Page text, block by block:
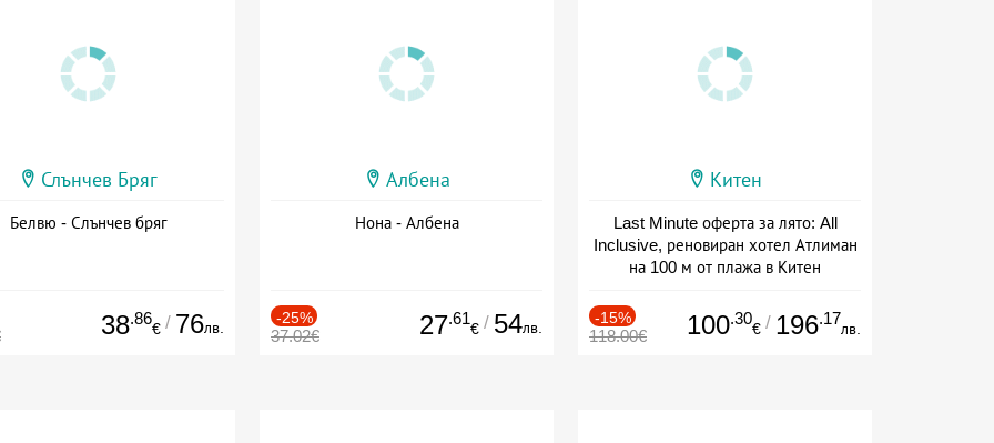
Слънчев Бряг
Белвю - Слънчев бряг
38.86
€ / 76лв.
Албена
Нона - Албена
-25%
37.02€ 27.61
€ / 54лв.
Китен
Last Minute оферта за лято: All
Inclusive, реновиран хотел Атлиман
на 100 м от плажа в Китен
-15%
118.00€ 100.30
€ / 196.17
лв.